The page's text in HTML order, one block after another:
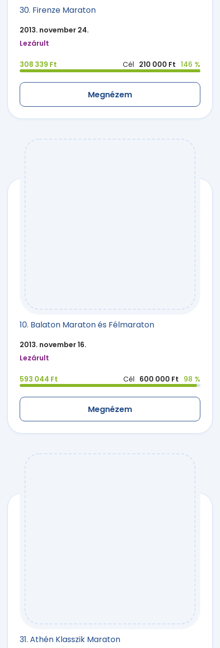
30. Firenze Maraton
2013. november 24.
Lezárult
308 339 Ft Cél 210 000 Ft 146 %
Megnézem
10. Balaton Maraton és Félmaraton
2013. november 16.
Lezárult
593 044 Ft Cél 600 000 Ft 98 %
Megnézem
31. Athén Klasszik Maraton